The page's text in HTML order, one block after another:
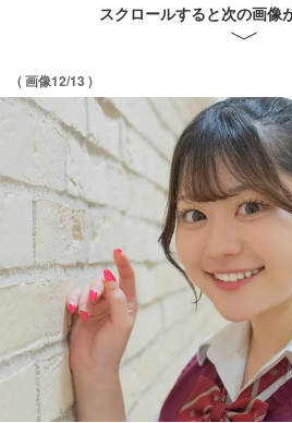
スクロールすると次の画像
( 画像12/13 )